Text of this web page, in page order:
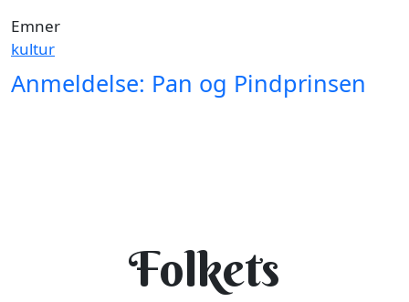
Emner
kultur
Anmeldelse: Pan og Pindprinsen
Folkets